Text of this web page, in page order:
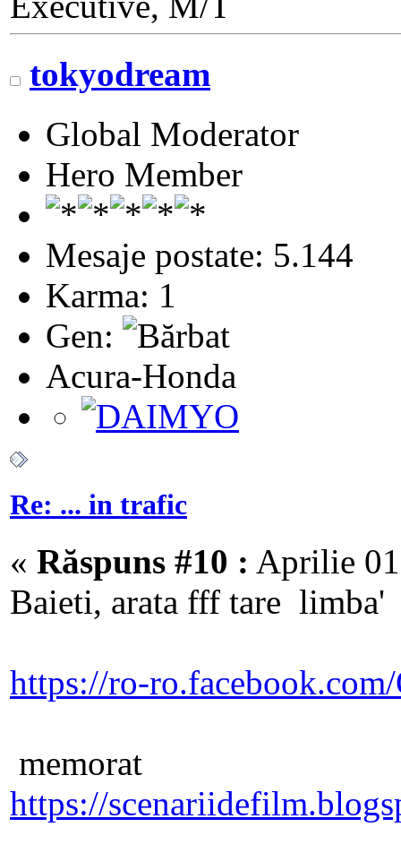
tokyodream
Global Moderator
Hero Member
Mesaje postate: 5.144
Karma: 1
Gen:
Acura-Honda
Re: ... in trafic
« Răspuns #10 : Aprilie
Baieti, arata fff tare limba'
https://ro-
memorat
https://